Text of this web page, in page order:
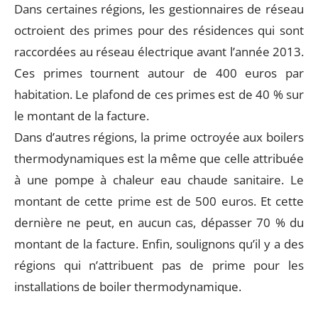
Dans certaines régions, les gestionnaires de réseau
octroient des primes pour des résidences qui sont
raccordées au réseau électrique avant l’année 2013.
Ces primes tournent autour de 400 euros par
habitation. Le plafond de ces primes est de 40 % sur
le montant de la facture.
Dans d’autres régions, la prime octroyée aux boilers
thermodynamiques est la même que celle attribuée
à une pompe à chaleur eau chaude sanitaire. Le
montant de cette prime est de 500 euros. Et cette
dernière ne peut, en aucun cas, dépasser 70 % du
montant de la facture. Enfin, soulignons qu’il y a des
régions qui n’attribuent pas de prime pour les
installations de boiler thermodynamique.